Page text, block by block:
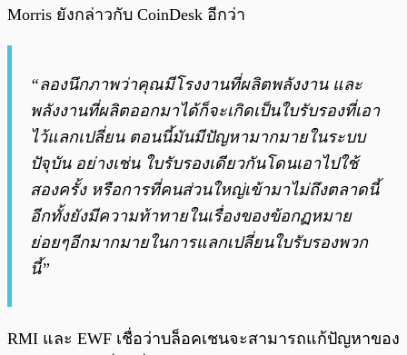
Morris ยังกล่าวกับ CoinDesk อีกว่า
“ลองนึกภาพว่าคุณมีโรงงานที่ผลิตพลังงาน และ
พลังงานที่ผลิตออกมาได้ก็จะเกิดเป็นใบรับรองที่เอา
ไว้แลกเปลี่ยน ตอนนี้มันมีปัญหามากมายในระบบ
ปัจุบัน อย่างเช่น ใบรับรองเดียวกันโดนเอาไปใช้
สองครั้ง หรือการที่คนส่วนใหญ่เข้ามาไม่ถึงตลาดนี้
อีกทั้งยังมีความท้าทายในเรื่องของข้อกฏหมาย
ย่อยๆอีกมากมายในการแลกเปลี่ยนใบรับรองพวก
นี้”
RMI และ EWF เชื่อว่าบล็อคเชนจะสามารถแก้ปัญหาของ